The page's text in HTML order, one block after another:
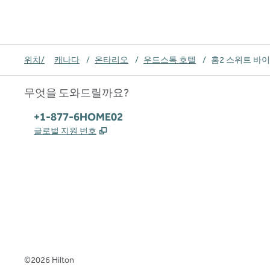
위치/ 캐나다 / 온타리오 / 우드스톡 호텔 / 홈2 스위트 바
무엇을 도와드릴까요?
전화:
+1-877-6HOME02
글로벌 지원 번호 ,
©2026 Hilton